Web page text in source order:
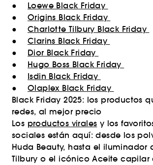
● Loewe Black Friday
● Origins Black Friday
● Charlotte Tilbury Black Friday
● Clarins Black Friday
● Dior Black Friday
● Hugo Boss Black Friday
● Isdin Black Friday
● Olaplex Black Friday
Black Friday 2025: los productos
redes, al mejor precio
Los productos virales y los
sociales están aquí: desde los
Huda Beauty, hasta el iluminador
Tilbury o el icónico Aceite capilar